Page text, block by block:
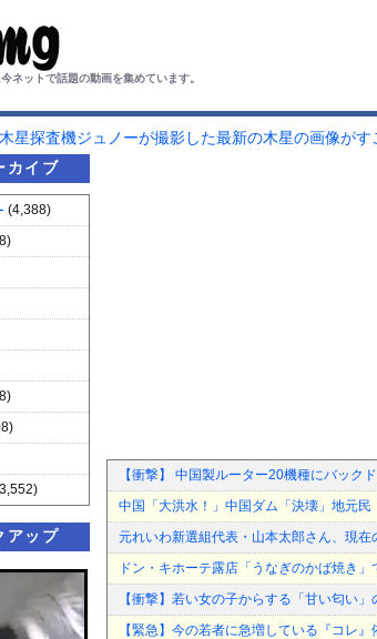
ネットで話題の動画を集めています。
木星探査機ジュノーが撮影した最新の木星の画像がす
カイブ
(4,388)
アップ
【衝撃】 中国製ルーター20機種にバック
中国「大洪水！」中国ダム「決壊」地元
元れいわ新選組代表・山本太郎さん、現在
ドン・キホーテ露店「うなぎのかば焼き
【衝撃】若い女の子からする「甘い匂い
【緊急】今の若者に急増している『コレ